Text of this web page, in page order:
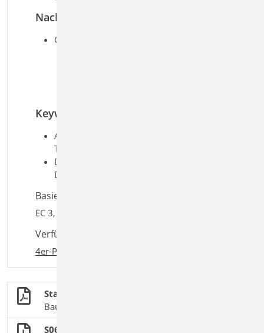
Nachweise
Grenzzustand der Tragfähigkeit, EC 3
Keywords
Aufgaben: Stahlbau;
Tragwerksplanung
Detailaufgaben: Anschluss;
Detailnachweis
Basiert auf den Normen:
EC 3, DIN EN 1993-1-1:2010-12
Verfügbar in den Paketen:
4er-Paket
Stahlbau
BauStatik-Module nach DIN EN 1993-1-1
S064 Stahl-Trägerausklinkung, DIN 18800